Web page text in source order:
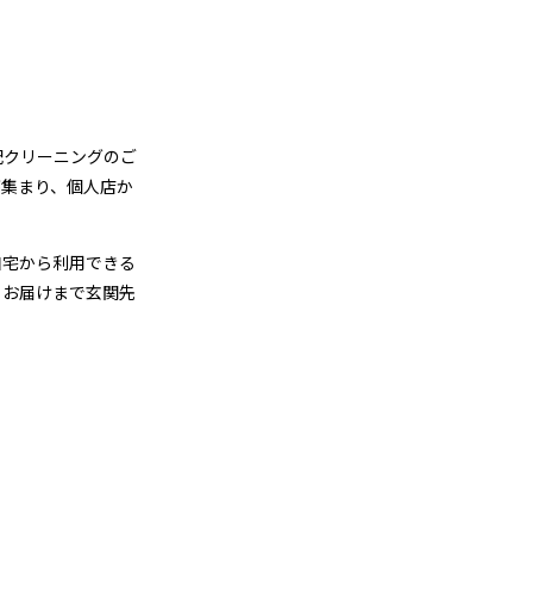
リーニングのご
まり、個人店か
から利用できる
届けまで玄関先